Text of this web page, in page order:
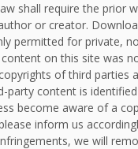
shall require the prior
or creator.
permitted for private,
on this site was
of third parties
party content is
become aware of a
inform us
we will